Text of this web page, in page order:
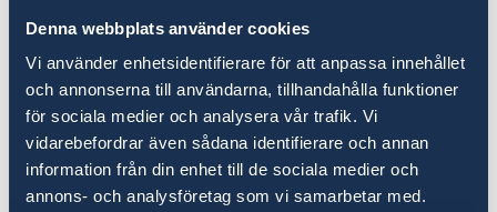
Denna webbplats använder cookies
Vi använder enhetsidentifierare för att anpassa innehållet
och annonserna till användarna, tillhandahålla funktioner
för sociala medier och analysera vår trafik. Vi
vidarebefordrar även sådana identifierare och annan
information från din enhet till de sociala medier och
annons- och analysföretag som vi samarbetar med.
Narkotikabrott medför hårda och långa
fängelsestraff. Den juridiska processen är ofta
lång och förhållandena i de venezolanska
fängelserna anses vara bland de värsta i
regionen; våld förekommer och de sanitära
förhållandena är ofta undermåliga.